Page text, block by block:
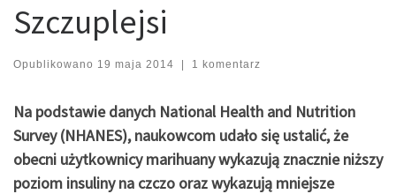
Szczuplejsi
Opublikowano 19 maja 2014 | 1 komentarz
Na podstawie danych National Health and Nutrition
Survey (NHANES), naukowcom udało się ustalić, że
obecni użytkownicy marihuany wykazują znacznie niższy
poziom insuliny na czczo oraz wykazują mniejsze